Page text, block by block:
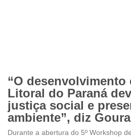
“O
Litoral do Paraná
justiça social e
ambiente”, diz Goura
Durante a abertura do 5º Workshop